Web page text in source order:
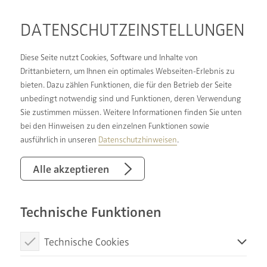
DATENSCHUTZ­EINSTELLUNGEN
Diese Seite nutzt Cookies, Software und Inhalte von
Drittanbietern, um Ihnen ein optimales Webseiten-Erlebnis zu
bieten. Dazu zählen Funktionen, die für den Betrieb der Seite
unbedingt notwendig sind und Funktionen, deren Verwendung
Sie zustimmen müssen. Weitere Informationen finden Sie unten
bei den Hinweisen zu den einzelnen Funktionen sowie
ausführlich in unseren Datenschutzhinweisen.
Alle akzeptieren
Technische Funktionen
Technische Cookies
GEMEINSAM STARK